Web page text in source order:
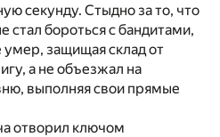
секунду. Стыдно за то, что
стал бороться с бандитами,
умер, защищая склад от
а не объезжал на
выполняя свои прямые
отворил ключом